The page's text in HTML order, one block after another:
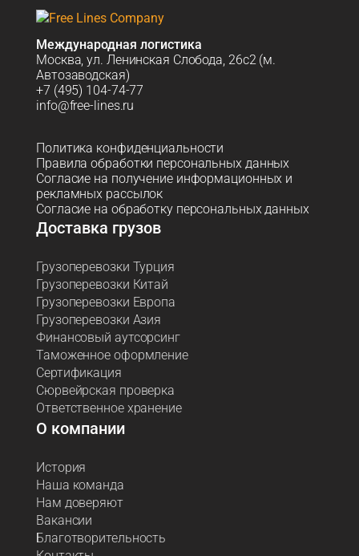
Международная логистика
Москва, ул. Ленинская Слобода, 26с2 (м.
Автозаводская)
+7 (495) 104-74-77
info@free-lines.ru
Политика конфиденциальности
Правила обработки персональных данных
Согласие на получение информационных и
рекламных рассылок
Согласие на обработку персональных данных
Доставка грузов
Грузоперевозки Турция
Грузоперевозки Китай
Грузоперевозки Европа
Грузоперевозки Азия
Финансовый аутсорсинг
Таможенное оформление
Сертификация
Сюрвейрская проверка
Ответственное хранение
О компании
История
Наша команда
Нам доверяют
Вакансии
Благотворительность